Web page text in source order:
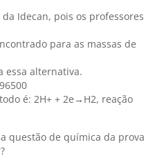
Idecan, pois os professores
para as massas de
essa alternativa.
é: 2H+ + 2e→H2, reação
questão de química da prova